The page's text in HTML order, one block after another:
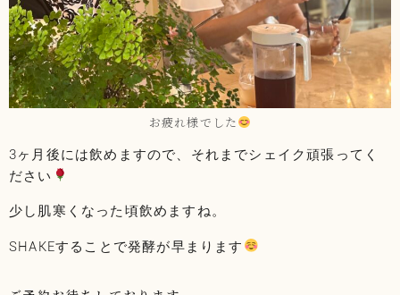
お疲れ様でした
3ヶ月後には飲めますので、それまでシェイク頑張ってく
ださい
少し肌寒くなった頃飲めますね。
SHAKEすることで発酵が早まります